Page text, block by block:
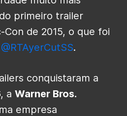
primeiro trailer
Con de 2015, o que foi
@RTAyerCutSS.
conquistaram a
a Warner Bros.
empresa